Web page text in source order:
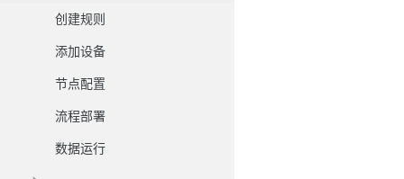
创建规则
添加设备
节点配置
流程部署
数据运行